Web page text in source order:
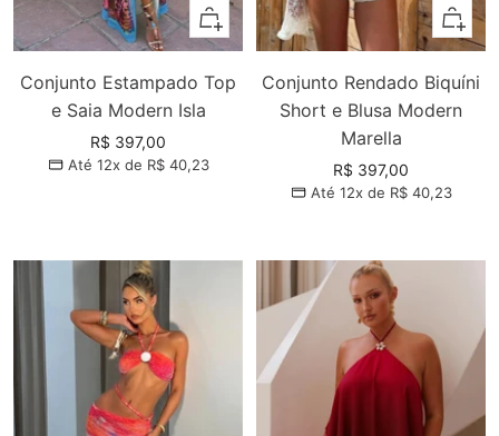
Adicionar
Conjunto Estampado Top
e Saia Modern Isla
Preço
promocional
R$ 397,00
Até 12x de R$ 40,23
Conjunto Rendado Biquíni
Short e Blusa Modern
Marella
Preço
promocional
R$ 397,00
Até 12x de R$ 40,23